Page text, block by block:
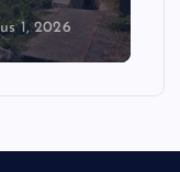
1, 2026